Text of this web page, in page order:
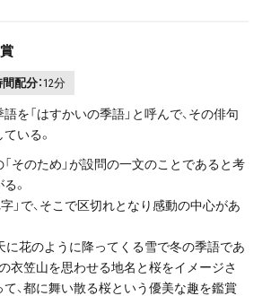
配分：12分
を「はすかいの季語」と呼んで、その俳句
いる。
「そのため」が設問の一文のことであると考
。
字」で、そこで区切れとなり感動の中心があ
に花のように降ってくる雪で冬の季語であ
衣笠山を思わせる地名と桜をイメージさ
、都に舞い散る桜という優美な趣を鑑賞